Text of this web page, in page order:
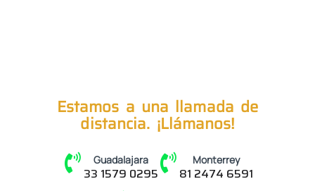
Estamos a una llamada de
distancia. ¡Llámanos!
Guadalajara
33 1579 0295
Monterrey
81 2474 6591